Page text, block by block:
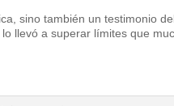
sino también un testimonio
llevó a superar límites que